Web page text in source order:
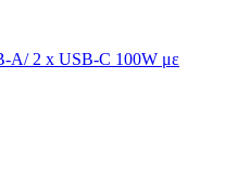
A/ 2 x USB-C 100W με